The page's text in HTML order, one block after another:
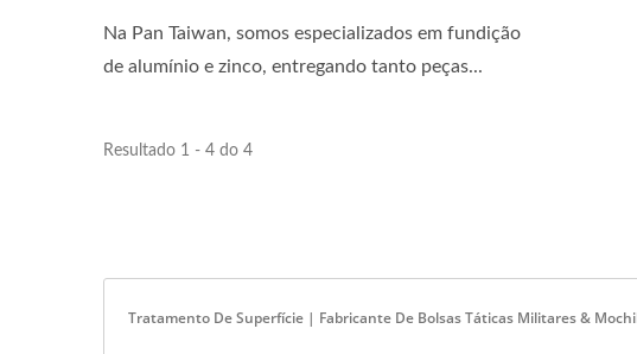
Na Pan Taiwan, somos especializados em fundição
de alumínio e zinco, entregando tanto peças...
Resultado 1 - 4 do 4
Tratamento De Superfície | Fabricante De Bolsas Táticas Militares &